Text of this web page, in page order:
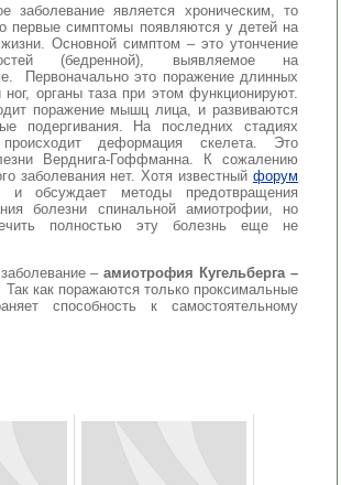
заболевание является хроническим, то
первые симптомы появляются у детей на
Основной симптом – это утончение
(бедренной), выявляемое на
Первоначально это поражение длинных
органы таза при этом функционируют.
поражение мышц лица, и развиваются
подергивания. На последних стадиях
происходит деформация скелета. Это
Верднига-Гоффманна. К сожалению
заболевания нет. Хотя известный форум
и обсуждает методы предотвращения
болезни спинальной амиотрофии, но
полностью эту болезнь еще не
–амиотрофия Кугельберга –
Так как поражаются только проксимальные
способность к самостоятельному